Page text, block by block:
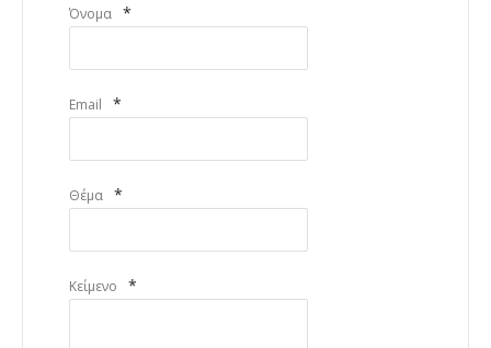
Όνομα *
Email *
Θέμα *
Κείμενο *